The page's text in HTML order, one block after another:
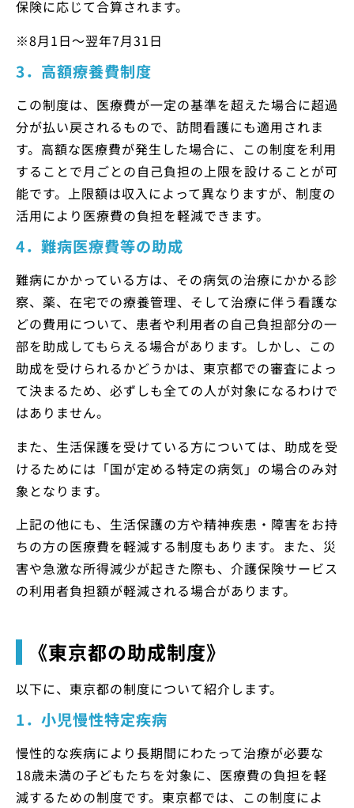
保険に応じて合算されます。
※8月1日～翌年7月31日
3．高額療養費制度
この制度は、医療費が一定の基準を超えた場合に超過
分が払い戻されるもので、訪問看護にも適用されま
す。高額な医療費が発生した場合に、この制度を利用
することで月ごとの自己負担の上限を設けることが可
能です。上限額は収入によって異なりますが、制度の
活用により医療費の負担を軽減できます。
4．難病医療費等の助成
難病にかかっている方は、その病気の治療にかかる診
察、薬、在宅での療養管理、そして治療に伴う看護な
どの費用について、患者や利用者の自己負担部分の一
部を助成してもらえる場合があります。しかし、この
助成を受けられるかどうかは、東京都での審査によっ
て決まるため、必ずしも全ての人が対象になるわけで
はありません。
また、生活保護を受けている方については、助成を受
けるためには「国が定める特定の病気」の場合のみ対
象となります。
上記の他にも、生活保護の方や精神疾患・障害をお持
ちの方の医療費を軽減する制度もあります。また、災
害や急激な所得減少が起きた際も、介護保険サービス
の利用者負担額が軽減される場合があります。
《東京都の助成制度》
以下に、東京都の制度について紹介します。
1．小児慢性特定疾病
慢性的な疾病により長期間にわたって治療が必要な
18歳未満の子どもたちを対象に、医療費の負担を軽
減するための制度です。東京都では、この制度によ